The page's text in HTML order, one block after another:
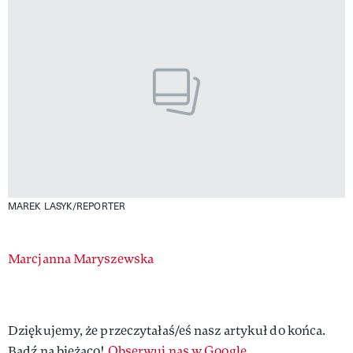
MAREK LASYK/REPORTER
Authors
Marcjanna Maryszewska
Dziękujemy, że przeczytałaś/eś nasz artykuł do końca.